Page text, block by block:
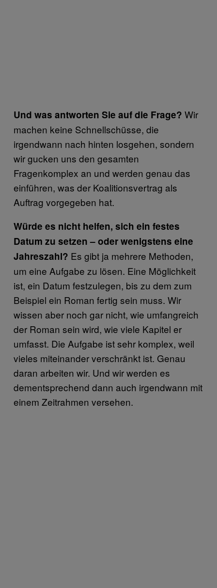
Und was antworten Sie auf die Frage? Wir
machen keine Schnellschüsse, die
irgendwann nach hinten losgehen, sondern
wir gucken uns den gesamten
Fragenkomplex an und werden genau das
einführen, was der Koalitionsvertrag als
Auftrag vorgegeben hat.
Würde es nicht helfen, sich ein festes
Datum zu setzen – oder wenigstens eine
Jahreszahl? Es gibt ja mehrere Methoden,
um eine Aufgabe zu lösen. Eine Möglichkeit
ist, ein Datum festzulegen, bis zu dem zum
Beispiel ein Roman fertig sein muss. Wir
wissen aber noch gar nicht, wie umfangreich
der Roman sein wird, wie viele Kapitel er
umfasst. Die Aufgabe ist sehr komplex, weil
vieles miteinander verschränkt ist. Genau
daran arbeiten wir. Und wir werden es
dementsprechend dann auch irgendwann mit
einem Zeitrahmen versehen.